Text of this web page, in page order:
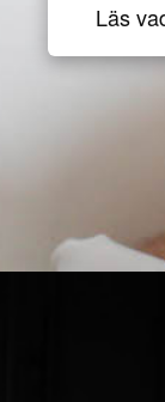
Läs